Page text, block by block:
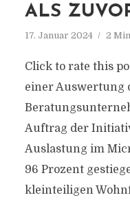
ALS
17. Januar 2024 2
Click to rate this
einer Auswertung
Auftrag der
Auslastung im
96 Prozent
kleinteiligen